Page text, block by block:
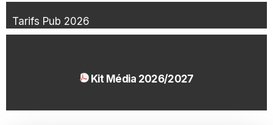
Tarifs Pub 2026
Kit Média 2026/2027